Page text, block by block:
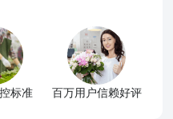
标准 百万用户信赖好评